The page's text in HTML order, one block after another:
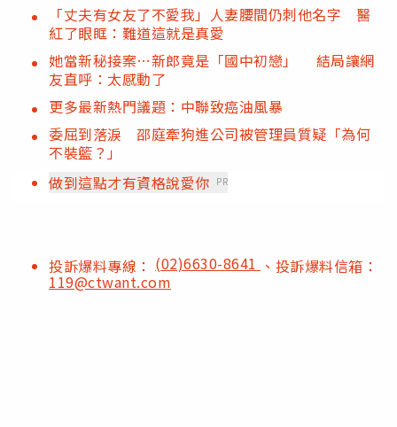
「丈夫有女友了不愛我」人妻腰間仍刺他名字 醫
紅了眼眶：難道這就是真愛
她當新秘接案…新郎竟是「國中初戀」 結局讓網
友直呼：太感動了
更多最新熱門議題：中聯致癌油風暴
委屈到落淚 邵庭牽狗進公司被管理員質疑「為何
不裝籃？」
做到這點才有資格說愛你 PR
投訴爆料專線： (02)6630-8641 、投訴爆料信箱：
119@ctwant.com